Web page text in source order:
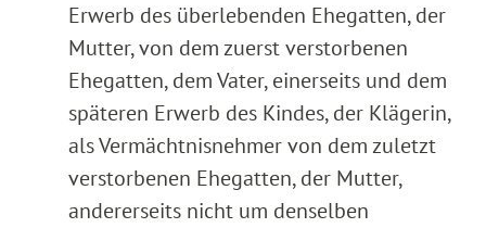
Erwerb des überlebenden Ehegatten, der
Mutter, von dem zuerst verstorbenen
Ehegatten, dem Vater, einerseits und dem
späteren Erwerb des Kindes, der Klägerin,
als Vermächtnisnehmer von dem zuletzt
verstorbenen Ehegatten, der Mutter,
andererseits nicht um denselben